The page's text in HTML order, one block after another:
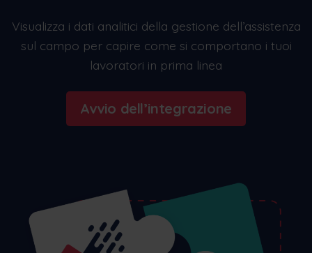
Visualizza i dati analitici della gestione dell’assistenza
sul campo per capire come si comportano i tuoi
lavoratori in prima linea
Avvio dell’integrazione